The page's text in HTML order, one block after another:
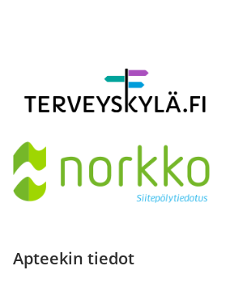
Apteekin tiedot